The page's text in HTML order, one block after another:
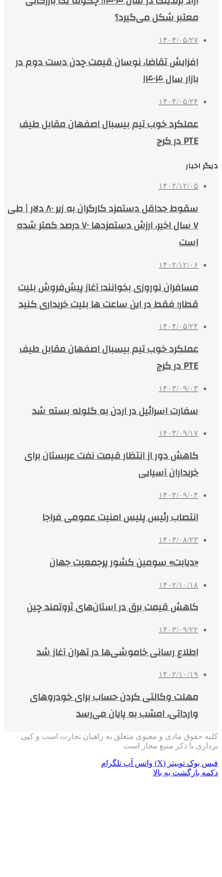
معتبر شکل می‌گیرد؟
۱۴۰۴/۰۵/۲۷
افزایش تقاضا، نوسان قیمت چدن دست دوم در
بازار سال ۱۴۰۴
۱۴۰۴/۰۵/۲۴
عملکرد خوب تیم بیسبال اصفهان مقابل طیف
PTE در کرج
دیگر اخبار
۱۴۰۲/۱۲/۰۵
سقوط حداقل دستمزد کارگران به زیر ۸۰ دلار | طی
۷ سال اخیر، ارزش دستمزدها ۷۰ درصد کمتر شده
است
۱۴۰۲/۱۲/۰۶
مسافران نوروزی بخوانند؛ آغاز پیش‌فروش بلیت‌
قطار؛ فقط در این ساعت ها بلیت خریداری کنید
۱۴۰۴/۰۵/۲۴
عملکرد خوب تیم بیسبال اصفهان مقابل طیف
PTE در کرج
۱۴۰۳/۰۹/۰۳
سفارت اسرائیل در اردن به گلوله بسته شد
۱۴۰۳/۰۹/۱۷
کاهش دور از انتظار قیمت نفت عربستان برای
خریداران آسیایی
۱۴۰۳/۰۹/۰۴
انتصاب رئیس پلیس امنیت عمومی فراجا
۱۴۰۳/۰۸/۲۳
«دیابت» سومین کشور پرجمعیت جهان
۱۴۰۲/۱۰/۱۸
کاهش قیمت برق در استان‌های ثروتمند چین
۱۴۰۳/۰۹/۲۲
اطلاع رسانی خاموشی‌ها در تهران آغاز شد
۱۴۰۲/۱۰/۱۹
مهلت وکالتی کردن حساب برای خودروهای
وارداتی، امشب به پایان می‌رسد
کلیه حقوق مادی و معنوی متعلق به راهیان تجارت است و کپی
برداری با ذکر منبع مجاز است
فیس بوک توییتر (X) واتس آپ تلگرام
دکمه بازگشت به بالا